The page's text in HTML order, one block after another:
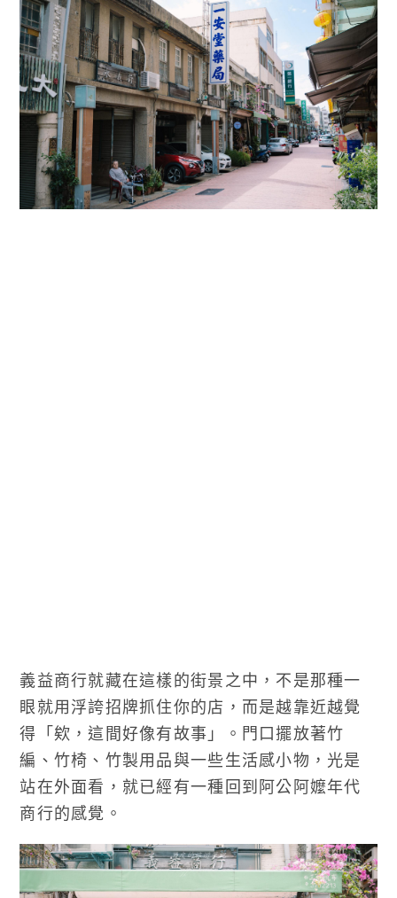
義益商行就藏在這樣的街景之中，不是那種一
眼就用浮誇招牌抓住你的店，而是越靠近越覺
得「欸，這間好像有故事」。門口擺放著竹
編、竹椅、竹製用品與一些生活感小物，光是
站在外面看，就已經有一種回到阿公阿嬤年代
商行的感覺。